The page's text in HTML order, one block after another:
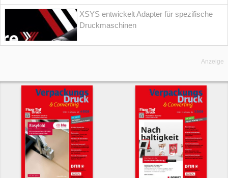
XSYS entwickelt Adapter für spezifische
Druckmaschinen
Anzeige